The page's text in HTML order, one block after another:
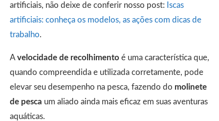
artificiais, não deixe de conferir nosso post: Iscas
artificiais: conheça os modelos, as ações com dicas de
trabalho.
A velocidade de recolhimento é uma característica que,
quando compreendida e utilizada corretamente, pode
elevar seu desempenho na pesca, fazendo do molinete
de pesca um aliado ainda mais eficaz em suas aventuras
aquáticas.